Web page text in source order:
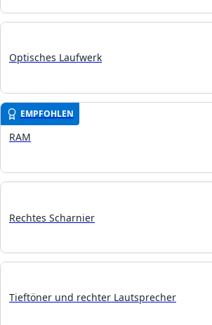
Optisches Laufwerk
EMPFOHLEN
RAM
Rechtes Scharnier
Tieftöner und rechter Lautsprecher